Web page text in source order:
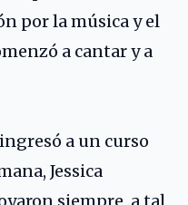
por la música y el
a cantar y a
a un curso
Jessica